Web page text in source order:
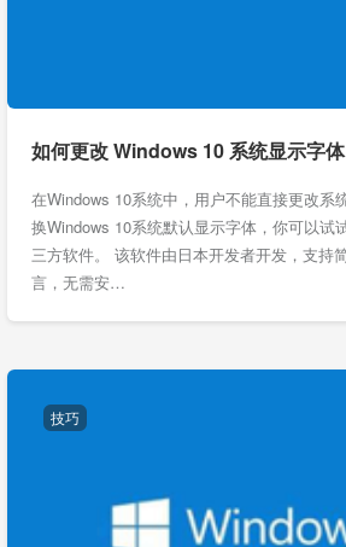
如何更改 Windows 10 系统显示字体
在Windows 10系统中，用户不能直接更改系
换Windows 10系统默认显示字体，你可以试
三方软件。 该软件由日本开发者开发，支持
言，无需安…
技巧